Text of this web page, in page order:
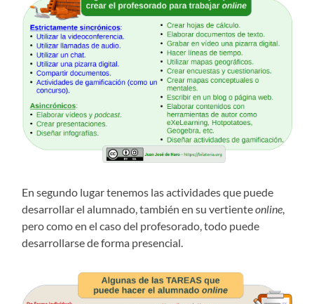
En segundo lugar tenemos las actividades que puede
desarrollar el alumnado, también en su vertienteonline
pero como en el caso del profesorado, todo puede
desarrollarse de forma presencial.